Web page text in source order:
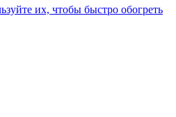
их, чтобы быстро обогреть